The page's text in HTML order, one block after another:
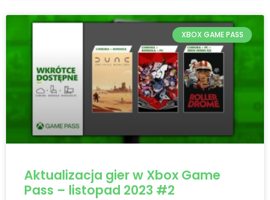
XBOX GAME PASS
Aktualizacja gier w Xbox Game
Pass – listopad 2023 #2